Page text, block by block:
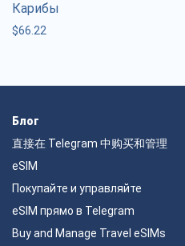
Карибы
$66.22
Блог
直接在 Telegram 中购买和管理
eSIM
Покупайте и управляйте
eSIM прямо в Telegram
Buy and Manage Travel eSIMs